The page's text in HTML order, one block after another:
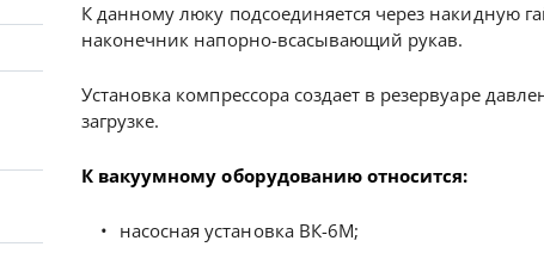
К данному люку подсоединяется через накидную
наконечник напорно-всасывающий рукав.
Установка компрессора создает в резервуаре
загрузке.
К вакуумному оборудованию относится:
насосная установка ВК-6М;